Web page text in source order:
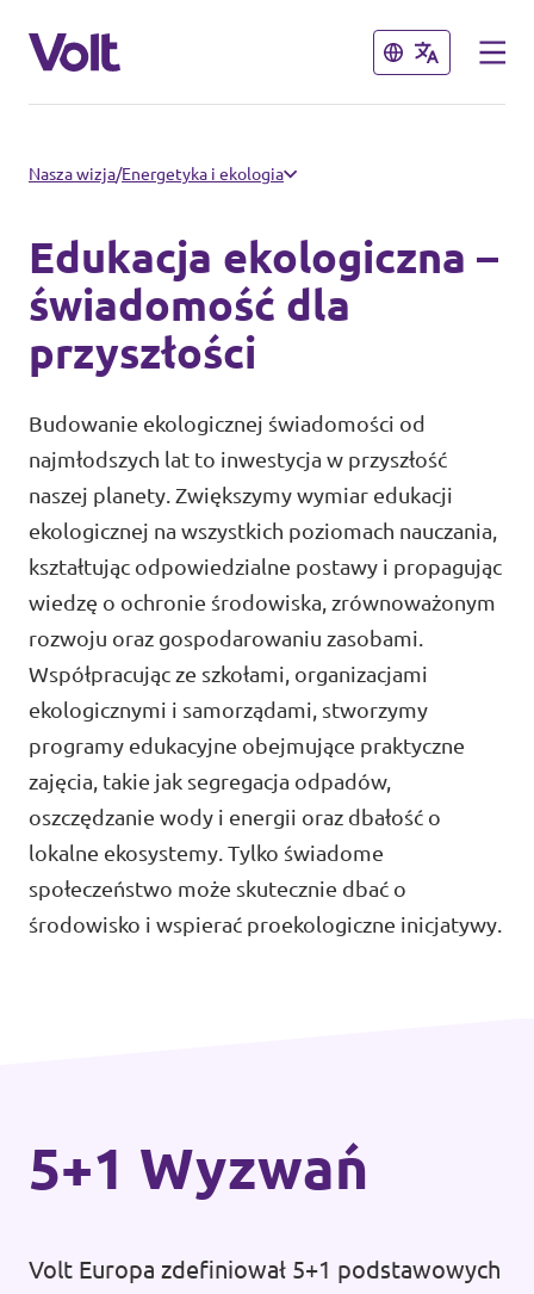
Zamknij
Strony innych oddziałów Volt
Volt Czechy
Volt Francja
Volt Hiszpania
Volt Słowacja
Volt Ukraina
Volt Wielka Brytania
Volt Włochy
Zamknij
Postulaty
O Volt
Osoby
Wiadomości
Wydarzenia
Często zadawane pytania
Wesprzyj nas
Wakaty na wolne stanowiska
Nasza wizja/Energetyka i ekologia
Edukacja ekologiczna –
świadomość dla
przyszłości
Budowanie ekologicznej świadomości od
najmłodszych lat to inwestycja w przyszłość
naszej planety. Zwiększymy wymiar edukacji
ekologicznej na wszystkich poziomach nauczania,
kształtując odpowiedzialne postawy i propagując
wiedzę o ochronie środowiska, zrównoważonym
rozwoju oraz gospodarowaniu zasobami.
Współpracując ze szkołami, organizacjami
ekologicznymi i samorządami, stworzymy
programy edukacyjne obejmujące praktyczne
zajęcia, takie jak segregacja odpadów,
oszczędzanie wody i energii oraz dbałość o
lokalne ekosystemy. Tylko świadome
społeczeństwo może skutecznie dbać o
środowisko i wspierać proekologiczne inicjatywy.
5+1 Wyzwań
Volt Europa zdefiniował 5+1 podstawowych